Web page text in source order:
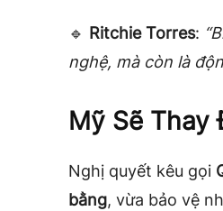
🔹 Ritchie Torres:
nghệ, mà còn là
Mỹ Sẽ Thay
Nghị quyết kêu gọi
bằng, vừa bảo vệ